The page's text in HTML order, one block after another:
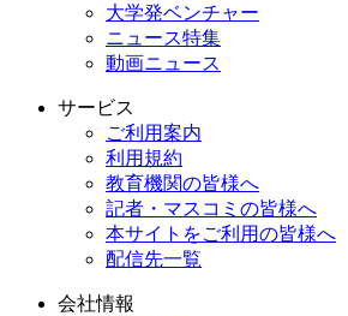
大学発ベンチャー
ニュース特集
動画ニュース
サービス
ご利用案内
利用規約
教育機関の皆様へ
記者・マスコミの皆様へ
本サイトをご利用の皆様へ
配信先一覧
会社情報